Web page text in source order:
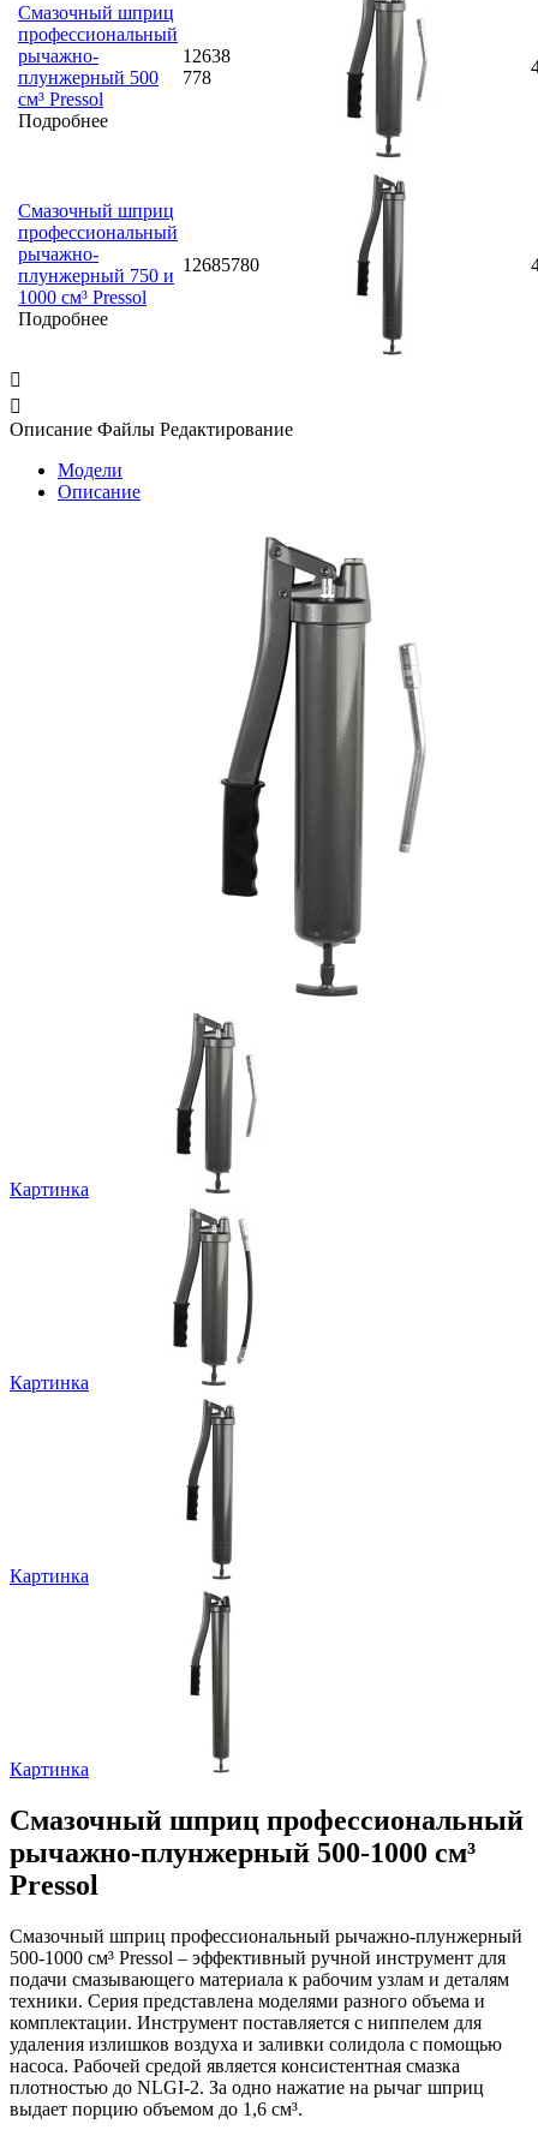
Смазочный шприц
профессиональный
рычажно-
плунжерный 500
см³ Pressol
Подробнее
12638
778
Смазочный шприц
профессиональный
рычажно-
плунжерный 750 и
1000 см³ Pressol
Подробнее
12685780


Описание Файлы Редактирование
Модели
Описание
Картинка
Картинка
Картинка
Картинка
Смазочный шприц профессиональный
рычажно-плунжерный 500-1000 см³
Pressol
Смазочный шприц профессиональный рычажно-плунжерный
500-1000 см³ Pressol – эффективный ручной инструмент для
подачи смазывающего материала к рабочим узлам и деталям
техники. Серия представлена моделями разного объема и
комплектации. Инструмент поставляется с ниппелем для
удаления излишков воздуха и заливки солидола с помощью
насоса. Рабочей средой является консистентная смазка
плотностью до NLGI-2. За одно нажатие на рычаг шприц
выдает порцию объемом до 1,6 cм³.